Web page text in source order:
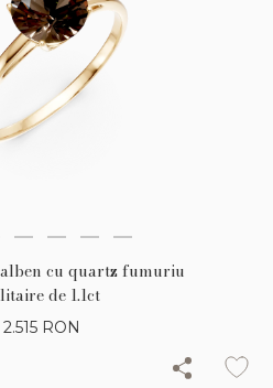
cu quartz fumuriu
de 1.1ct
2.515 RON